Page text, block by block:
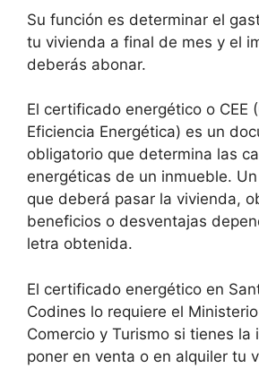
Su función es determinar el
tu vivienda a final de mes y el
deberás abonar.
El certificado energético o CEE
Eficiencia Energética) es un
obligatorio que determina las
energéticas de un inmueble.
que deberá pasar la vivienda,
beneficios o desventajas
letra obtenida.
El certificado energético en
Codines lo requiere el
Comercio y Turismo si tienes la
poner en venta o en alquiler tu